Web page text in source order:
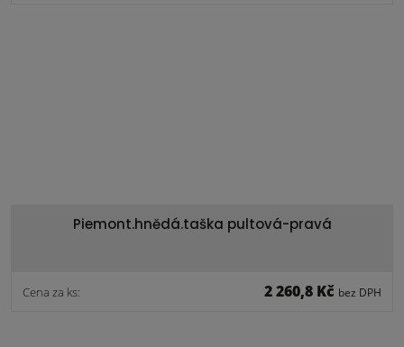
Piemont.hnědá.taška pultová-pravá
Cena za ks: 2 260,8 Kč bez DPH